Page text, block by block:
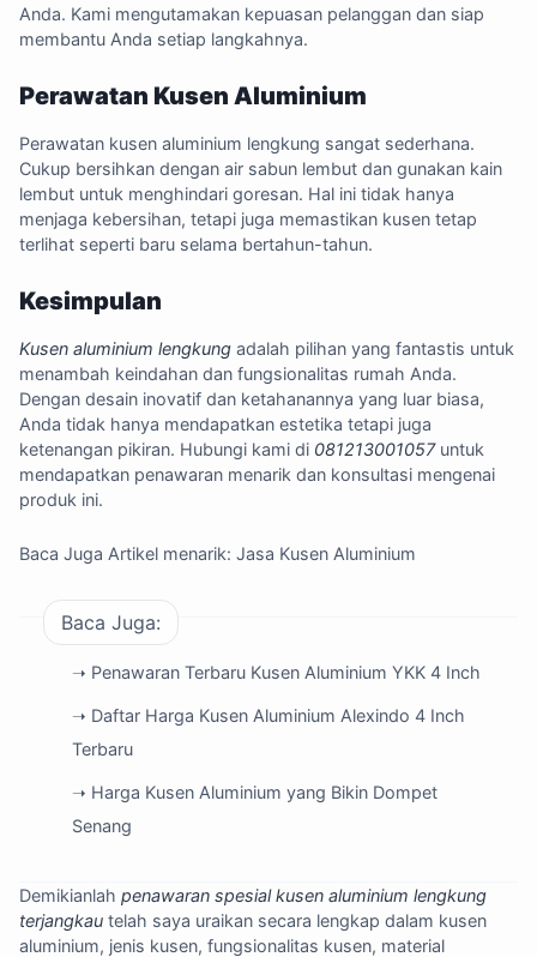
Anda. Kami mengutamakan kepuasan pelanggan dan siap
membantu Anda setiap langkahnya.
Perawatan Kusen Aluminium
Perawatan kusen aluminium lengkung sangat sederhana.
Cukup bersihkan dengan air sabun lembut dan gunakan kain
lembut untuk menghindari goresan. Hal ini tidak hanya
menjaga kebersihan, tetapi juga memastikan kusen tetap
terlihat seperti baru selama bertahun-tahun.
Kesimpulan
Kusen aluminium lengkung adalah pilihan yang fantastis untuk
menambah keindahan dan fungsionalitas rumah Anda.
Dengan desain inovatif dan ketahanannya yang luar biasa,
Anda tidak hanya mendapatkan estetika tetapi juga
ketenangan pikiran. Hubungi kami di 081213001057untuk
mendapatkan penawaran menarik dan konsultasi mengenai
produk ini.
Baca Juga Artikel menarik: Jasa Kusen Aluminium
Baca Juga:
➝ Penawaran Terbaru Kusen Aluminium YKK 4 Inch
➝ Daftar Harga Kusen Aluminium Alexindo 4 Inch
Terbaru
➝ Harga Kusen Aluminium yang Bikin Dompet
Senang
Demikianlah penawaran spesial kusen aluminium lengkung
terjangkau telah saya uraikan secara lengkap dalam kusen
aluminium, jenis kusen, fungsionalitas kusen, material